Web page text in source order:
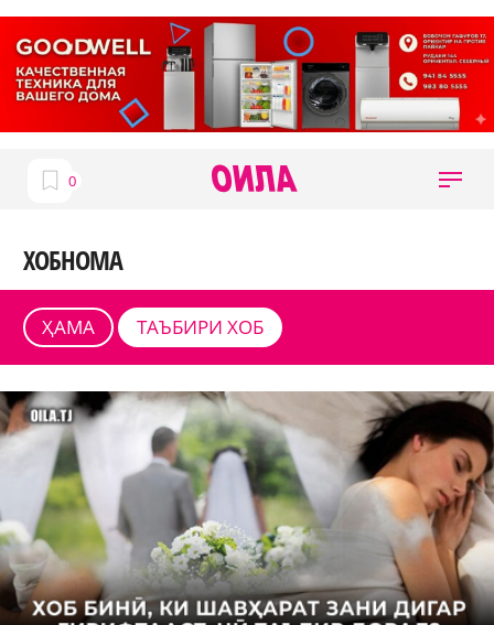
ХОБНОМА
ҲАМА ТАЪБИРИ ХОБ